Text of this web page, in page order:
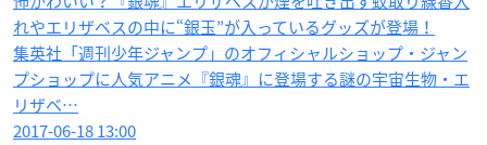
れやエリザベスの中に“銀玉”が入っているグッズが登場！
集英社「週刊少年ジャンプ」のオフィシャルショップ・ジャン
プショップに人気アニメ『銀魂』に登場する謎の宇宙生物・エ
リザベ…
2017-06-18 13:00